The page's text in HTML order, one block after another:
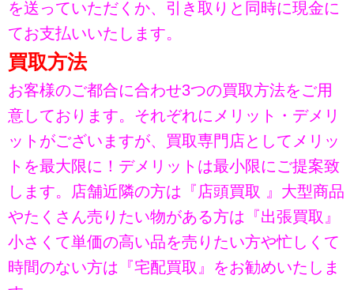
を送っていただくか、引き取りと同時に現金に
てお支払いいたします。
買取方法
お客様のご都合に合わせ3つの買取方法をご用
意しております。それぞれにメリット・デメリ
ットがございますが、買取専門店としてメリッ
トを最大限に！デメリットは最小限にご提案致
します。店舗近隣の方は『店頭買取 』大型商品
やたくさん売りたい物がある方は『出張買取』
小さくて単価の高い品を売りたい方や忙しくて
時間のない方は『宅配買取』をお勧めいたしま